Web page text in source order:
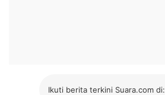
Ikuti berita terkini Suara.com di: